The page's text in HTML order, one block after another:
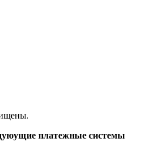
платежные системы